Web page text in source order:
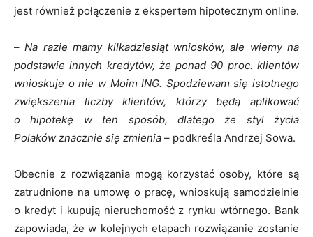
jest również połączenie z ekspertem hipotecznym online.
– Na razie mamy kilkadziesiąt wniosków, ale wiemy na
podstawie innych kredytów, że ponad 90 proc. klientów
wnioskuje o nie w Moim ING. Spodziewam się istotnego
zwiększenia liczby klientów, którzy będą aplikować
o hipotekę w ten sposób, dlatego że styl życia
Polaków znacznie się zmienia – podkreśla Andrzej Sowa.
Obecnie z rozwiązania mogą korzystać osoby, które są
zatrudnione na umowę o pracę, wnioskują samodzielnie
o kredyt i kupują nieruchomość z rynku wtórnego. Bank
zapowiada, że w kolejnych etapach rozwiązanie zostanie